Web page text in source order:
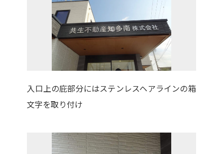
入口上の庇部分にはステンレスヘアラインの箱
文字を取り付け